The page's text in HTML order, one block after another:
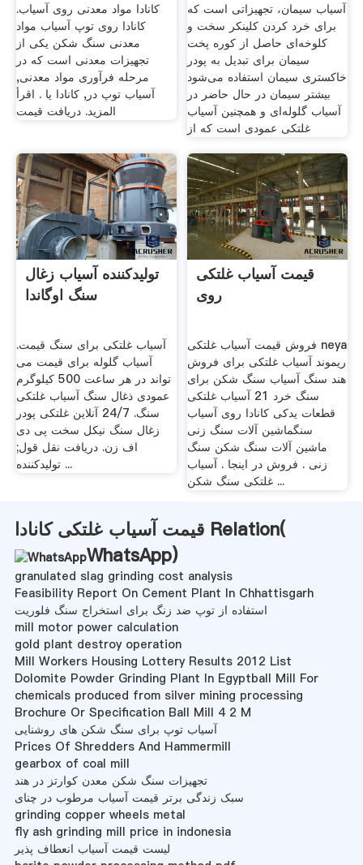
کانادا مواد معدنی روی آسیاب.
کانادا روی توپ آسیاب مواد
معدنی سنگ شکن یکی از
تجهیزات معدنی است که در
مرحله فرآوری مواد معدنی,
آسیاب توپ در, کانادا یا . اقرأ
المزيد. دریافت قیمت
آسیاب سیمان، تجهیزاتی است که
برای خرد کردن کلینکر سخت و
کلوخه‌ای حاصل از کوره پخت
سیمان برای تبدیل به پودر
خاکستری سیمان استفاده می‌شود
بیشتر سیمان در حال حاضر در
آسیاب گلوله‌ای و همچنین آسیاب
غلتکی عمودی است که از
تولیدکننده آسیاب زغال
سنگ اوگاندا
آسیاب غلتکی برای سنگ قیمت.
آسیاب گلوله برای قیمت می
تواند در هر ساعت 500 کیلوگرم
عمودی ذغال سنگ آسیاب غلتکی
سنگ. 24/7 آنلاین غلتکی پودر
زغال سنگ نیکل سخت پی دی
اف زن. دریافت نقل قول;
تولیدکننده ...
قیمت آسیاب غلتکی
روی
فروش قیمت آسیاب غلتکی neya
ریموند آسیاب غلتکی برای فروش
هند سنگ آسیاب سنگ شکن برای
سنگ خرد 21 آسیاب غلتکی
قطعات یدکی کانادا روی آسیاب
سنگ ماشین آلات سنگ زنی
ماشین آلات سنگ شکن سنگ
زنی . فروش در اینجا . آسیاب
غلتکی سنگ شکن ...
قیمت آسیاب غلتکی کانادا Relation(
WhatsApp)
granulated slag grinding cost analysis
Feasibility Report On Cement Plant In Chhattisgarh
استفاده از توپ ضد زنگ برای استخراج سنگ فلوریت
mill motor power calculation
gold plant destroy operation
Mill Workers Housing Lottery Results 2012 List
Dolomite Powder Grinding Plant In Egyptball Mill For
chemicals produced from silver mining processing
Brochure Or Specification Ball Mill 4 2 M
آسیاب توپ برای سنگ شکن های روشنایی
Prices Of Shredders And Hammermill
gearbox of coal mill
تجهیزات سنگ شکن معدن کوارتز در هند
سبک زندگی برتر قیمت آسیاب مرطوب در چنای
grinding copper wheels metal
fly ash grinding mill price in indonesia
لیست قیمت آسیاب انعطاف پذیر